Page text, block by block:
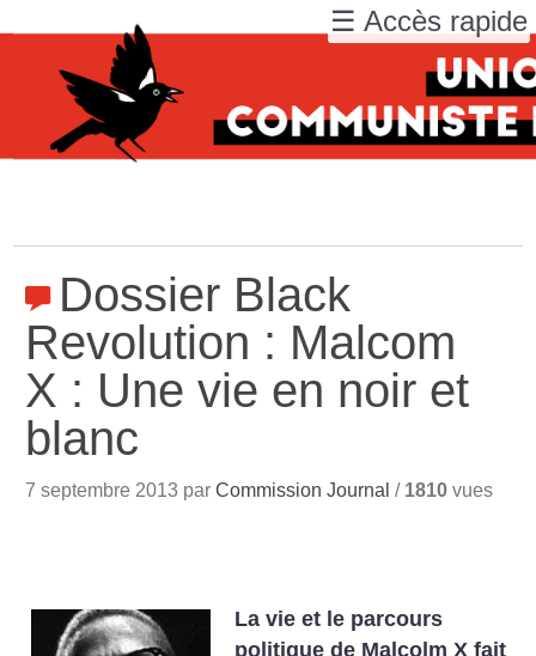
Dossier Black
Revolution : Malcom
X : Une vie en noir et
blanc
7 septembre 2013 parCommission Journal / 1810 vues
La vie et le parcours
politique de Malcolm X fait
☰ Accès rapide